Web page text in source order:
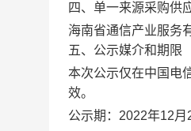
四、 单一来源采购供
海南省通信产业服务
五、公示媒介和期限
本次公示仅在中国电
效。
公示期 ： 2022年12月